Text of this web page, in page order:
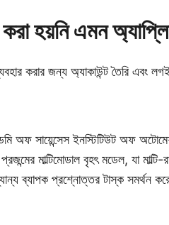
করা হয়নি এমন
করার জন্য অ্যাকাউন্ট তৈরি এবং
অফ সায়েন্সেস ইনস্টিটিউট অফ
মাল্টিমোডাল বৃহৎ মডেল, যা
ব্যাপক প্রশ্নোত্তর টাস্ক সমর্থন করে